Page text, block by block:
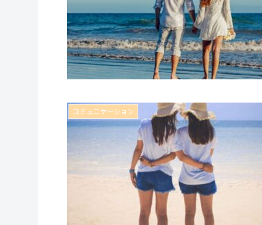
コミュニケーション